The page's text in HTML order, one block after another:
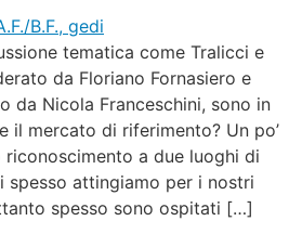
tematica come Tralicci e
da Floriano Fornasiero e
da Nicola Franceschini, sono in
il mercato di riferimento? Un po’
a due luoghi di
spesso attingiamo per i nostri
spesso sono ospitati […]